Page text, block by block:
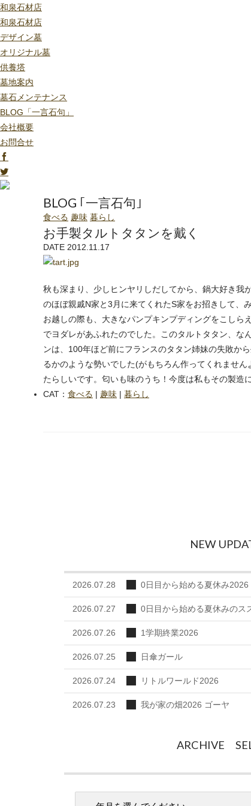
和泉石材店
和泉石材店
デザイン墓
オリジナル墓
供養塔
墓地案内
墓石メンテナンス
BLOG「一言石句」
会社概要
お問合せ
BLOG ｢一言石句｣
食べる 趣味 暮らし
お手製タルトタタンを戴く
DATE 2012.11.17
秋も深まり、少しヒンヤリしだしてから、鍋大好き我
のほぼ親戚N家と3月に来てくれたS家をお招きして、
お越しの際も、大きなパンプキンプディングをこしら
でヨダレがあふれたのでした。このタルトタタン、な
ンは、100年ほど前にフランスのタタン姉妹の失敗か
るかのような勢いでした(がもちろん作ってくれませ
たらしいです。匂いも味のうち！今度は私もその製造
CAT： 食べる | 趣味 | 暮らし
NEW
2026.07.28 0日目から始める夏休み2026
2026.07.27 0日目から始める夏休みのス
2026.07.26 1学期終業2026
2026.07.25 日傘ガール
2026.07.24 リトルワールド2026
2026.07.23 我が家の畑2026 ゴーヤ
ARCHIVE